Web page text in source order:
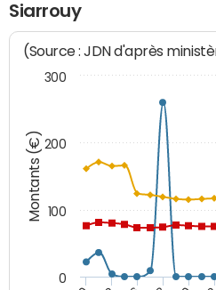
Siarrouy
Montants (€)
(Source : JDN d'après
0
100
200
300